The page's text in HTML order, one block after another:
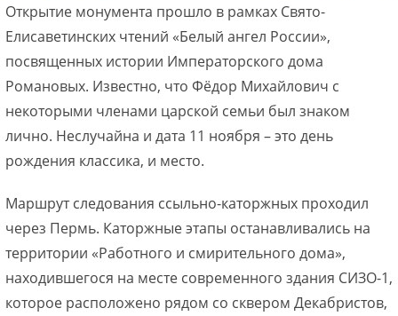
Открытие монумента прошло в рамках Свято-
Елисаветинских чтений «Белый ангел России»,
посвященных истории Императорского дома
Романовых. Известно, что Фёдор Михайлович с
некоторыми членами царской семьи был знаком
лично. Неслучайна и дата 11 ноября – это день
рождения классика, и место.
Маршрут следования ссыльно-каторжных проходил
через Пермь. Каторжные этапы останавливались на
территории «Работного и смирительного дома»,
находившегося на месте современного здания СИЗО-1,
которое расположено рядом со сквером Декабристов,